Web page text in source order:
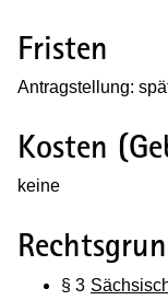
Fristen
Antragstellung:
Kosten
keine
§ 3